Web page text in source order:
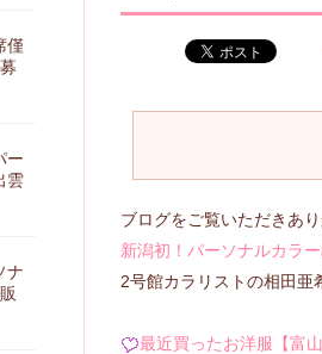
ブログをご覧いただきあ
新潟初！パーソナルカラ
2号館カラリストの相田亜
最近買ったお洋服【富
僅
ー
雲
ナ